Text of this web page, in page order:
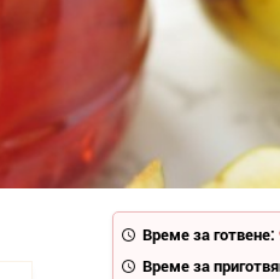
Време за готвене:
Време за